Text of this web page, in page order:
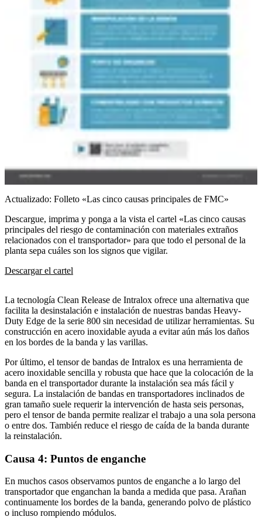
Actualizado: Folleto «Las cinco causas principales de FMC»
Descargue, imprima y ponga a la vista el cartel «Las cinco causas
principales del riesgo de contaminación con materiales extraños
relacionados con el transportador» para que todo el personal de la
planta sepa cuáles son los signos que vigilar.
Descargar el cartel
La tecnología Clean Release de Intralox ofrece una alternativa que
facilita la desinstalación e instalación de nuestras bandas Heavy-
Duty Edge de la serie 800 sin necesidad de utilizar herramientas. Su
construcción en acero inoxidable ayuda a evitar aún más los daños
en los bordes de la banda y las varillas.
Por último, el tensor de bandas de Intralox es una herramienta de
acero inoxidable sencilla y robusta que hace que la colocación de la
banda en el transportador durante la instalación sea más fácil y
segura. La instalación de bandas en transportadores inclinados de
gran tamaño suele requerir la intervención de hasta seis personas,
pero el tensor de banda permite realizar el trabajo a una sola persona
o entre dos. También reduce el riesgo de caída de la banda durante
la reinstalación.
Causa 4: Puntos de enganche
En muchos casos observamos puntos de enganche a lo largo del
transportador que enganchan la banda a medida que pasa. Arañan
continuamente los bordes de la banda, generando polvo de plástico
o incluso rompiendo módulos.